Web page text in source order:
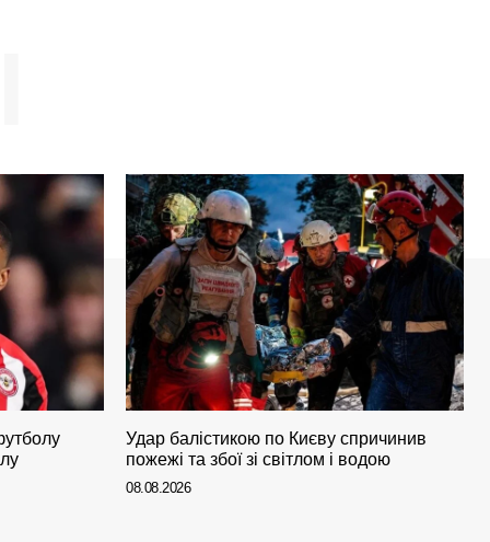
Удар балістикою по Києву спричинив
пожежі та збої зі світлом і водою
08.08.2026